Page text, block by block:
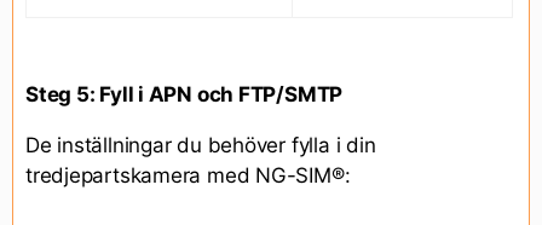
Steg 5: Fyll i APN och FTP/SMTP
De inställningar du behöver fylla i din
tredjepartskamera med NG-SIM®: